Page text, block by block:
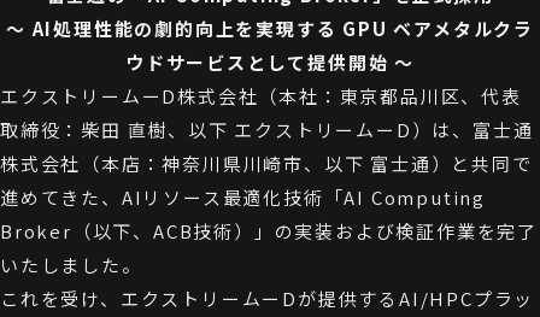
〜 AI処理性能の劇的向上を実現する GPU ベアメタルクラ
ウドサービスとして提供開始 〜
エクストリームーD株式会社（本社：東京都品川区、代表
取締役：柴田 直樹、以下 エクストリームーD）は、富士通
株式会社（本店：神奈川県川崎市、以下 富士通）と共同で
進めてきた、AIリソース最適化技術「AI Computing
Broker（以下、ACB技術）」の実装および検証作業を完了
いたしました。
これを受け、エクストリームーDが提供するAI/HPCプラッ